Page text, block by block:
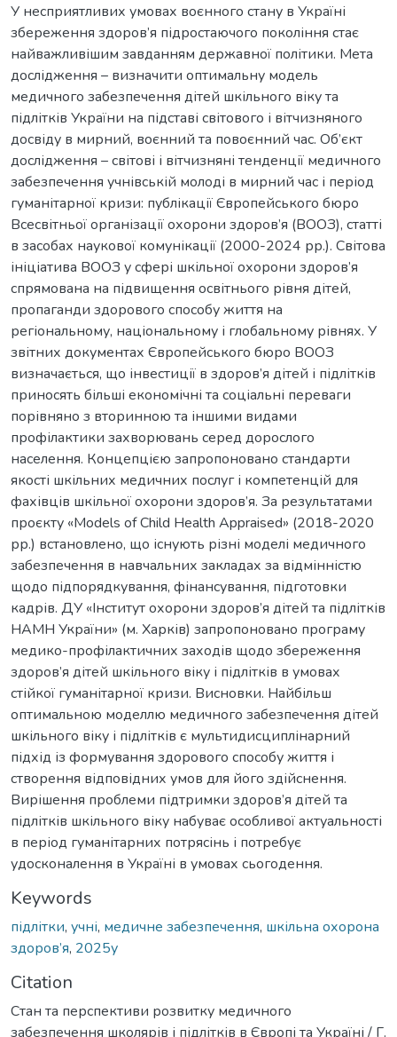
У несприятливих умовах воєнного стану в Україні
збереження здоров’я підростаючого покоління стає
найважливішим завданням державної політики. Мета
дослідження – визначити оптимальну модель
медичного забезпечення дітей шкільного віку та
підлітків України на підставі світового і вітчизняного
досвіду в мирний, воєнний та повоєнний час. Об’єкт
дослідження – світові і вітчизняні тенденції медичного
забезпечення учнівській молоді в мирний час і період
гуманітарної кризи: публікації Європейського бюро
Всесвітньої організації охорони здоров’я (ВООЗ), статті
в засобах наукової комунікації (2000-2024 рр.). Світова
ініціатива ВООЗ у сфері шкільної охорони здоров’я
спрямована на підвищення освітнього рівня дітей,
пропаганди здорового способу життя на
регіональному, національному і глобальному рівнях. У
звітних документах Європейського бюро ВООЗ
визначається, що інвестиції в здоров’я дітей і підлітків
приносять більші економічні та соціальні переваги
порівняно з вторинною та іншими видами
профілактики захворювань серед дорослого
населення. Концепцією запропоновано стандарти
якості шкільних медичних послуг і компетенцій для
фахівців шкільної охорони здоров’я. За результатами
проєкту «Models of Child Health Appraised» (2018-2020
рр.) встановлено, що існують різні моделі медичного
забезпечення в навчальних закладах за відмінністю
щодо підпорядкування, фінансування, підготовки
кадрів. ДУ «Інститут охорони здоров’я дітей та підлітків
НАМН України» (м. Харків) запропоновано програму
медико-профілактичних заходів щодо збереження
здоров’я дітей шкільного віку і підлітків в умовах
стійкої гуманітарної кризи. Висновки. Найбільш
оптимальною моделлю медичного забезпечення дітей
шкільного віку і підлітків є мультидисциплінарний
підхід із формування здорового способу життя і
створення відповідних умов для його здійснення.
Вирішення проблеми підтримки здоров’я дітей та
підлітків шкільного віку набуває особливої актуальності
в період гуманітарних потрясінь і потребує
удосконалення в Україні в умовах сьогодення.
Keywords
підлітки, учні, медичне забезпечення, шкільна охорона
здоров’я, 2025у
Citation
Стан та перспективи розвитку медичного
забезпечення школярів і підлітків в Європі та Україні / Г.